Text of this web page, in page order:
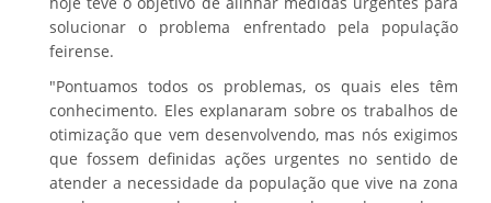
solucionar o problema enfrentado pela população
feirense.
"Pontuamos todos os problemas, os quais eles têm
conhecimento. Eles explanaram sobre os trabalhos de
otimização que vem desenvolvendo, mas nós exigimos
que fossem definidas ações urgentes no sentido de
atender a necessidade da população que vive na zona